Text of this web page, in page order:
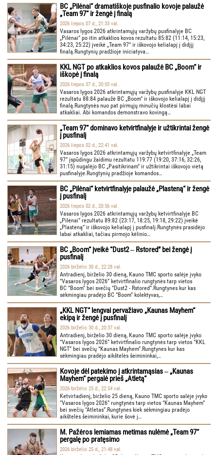
BC „Pilėnai“ dramatiškoje pusfinalio kovoje palaužė
„Team 97“ ir žengė į finalą
2026 liepos 07 d., 21:33 val.
Vasaros lygos 2026 atkrintamųjų varžybų pusfinalyje BC
„Pilėnai“ po itin atkaklios kovos rezultatu 85:82 (11:14, 15:23,
34:23, 25:22) įveikė „Team 97“ ir iškovojo kelialapį į didįjį
finalą.Rungtynių pradžioje iniciatyva…
KKL NGT po atkaklios kovos palaužė BC „Boom“ ir
iškopė į finalą
2026 liepos 07 d., 20:03 val.
Vasaros lygos 2026 atkrintamųjų varžybų pusfinalyje KKL NGT
rezultatu 88:84 palaužė BC „Boom“ ir iškovojo kelialapį į didįjį
finalą.Rungtynės nuo pat pirmųjų minučių klostėsi labai
atkakliai. Abi komandos demonstravo kovingą…
„Team 97“ dominavo ketvirtfinalyje ir užtikrintai žengė
į pusfinalį
2026 liepos 02 d., 22:41 val.
Vasaros lygos 2026 atkrintamųjų varžybų ketvirtfinalyje „Team
97“ įspūdingu žaidimu rezultatu 119:77 (19:20, 37:16, 32:26,
31:15) nugalėjo BC „Pasitikrinam“ ir užtikrintai iškovojo vietą
pusfinalyje.Rungtynių pradžioje komandos…
BC „Pilėnai“ ketvirtfinalyje palaužė „Plasteną“ ir žengė
į pusfinalį
2026 liepos 02 d., 20:56 val.
Vasaros lygos 2026 atkrintamųjų varžybų ketvirtfinalyje BC
„Pilėnai“ rezultatu 89:82 (23:17, 18:25, 19:18, 29:22) įveikė
„Plasteną“ ir iškovojo kelialapį į pusfinalį.Rungtynės prasidėjo
labai atkakliai, tačiau pirmojo kėlinio…
BC „Boom“ įveikė “Dust2 ‒ Rstored” bei žengė į
pusfinalį
2026 birželio 30 d., 22:28 val.
Antradienį, birželio 30 dieną, Kauno TMC sporto salėje įvyko
“Vasaros lygos 2026” ketvirtfinalio rungtynės tarp vietos
BC “Boom” bei svečių “Dust2 - Rstored”.Rungtynes kur kas
sėkmingiau pradėjo BC “Boom” kolektyvas,…
„KKL NGT“ lengvai pervažiavo „Kaunas Mayhem“
ekipą ir žengė į pusfinalį
2026 birželio 30 d., 20:37 val.
Antradienį, birželio 30 dieną, Kauno TMC sporto salėje įvyko
“Vasaros lygos 2026” ketvirtfinalio rungtynės tarp vietos “KKL
NGT” bei svečių “Kaunas Mayhem”.Rungtynes kur kas
sėkmingiau pradėjo aikštelės šeimininkai,…
Kovoje dėl patekimo į atkrintamąsias ‒ „Kaunas
Mayhem“ pergalė prieš „Atletą“
2026 birželio 25 d., 22:54 val.
Ketvirtadienį, birželio 25 dieną, Kauno TMC sporto salėje įvyko
“Vasaros lygos 2026” rungtynės tarp vietos “Kaunas Mayhem”
bei svečių “Atletas”.Rungtynes kiek sėkmingiau pradėjo
aikštelės šeimininkai, kurie šovė į…
M. Pažėros lemiamas metimas nulėmė „Team 97“
pergalę po pratęsimo
2026 birželio 25 d., 21:48 val.